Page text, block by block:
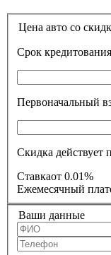
Цена авто со
Срок кредитования
Скидка действует
Ставкаот 0.01%
Ежемесячный
Ваши данные